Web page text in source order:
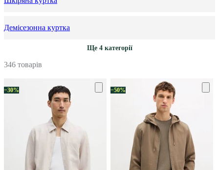
Демісезонна куртка
Ще 4 категорії
346 товарів
−30% −50%